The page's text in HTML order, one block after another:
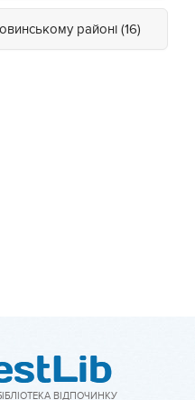
районі (16)
ВІДПОЧИНКУ